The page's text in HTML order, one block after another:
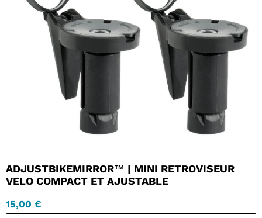
ADJUSTBIKEMIRROR™ | MINI RETROVISEUR
VELO COMPACT ET AJUSTABLE
15,00 €